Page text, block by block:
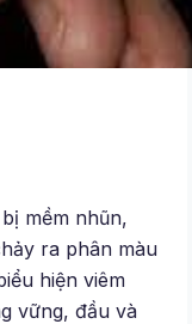
mềm nhũn,
ra phân màu
hiện viêm
vững, đầu và